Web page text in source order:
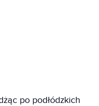
po podłódzkich